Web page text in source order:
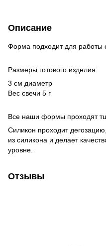
Описание
Форма подходит для работы
Размеры готового изделия:
3 см диаметр
Вес свечи 5 г
Все наши формы проходят
Силикон проходит
из силикона и делает
уровне.
Отзывы